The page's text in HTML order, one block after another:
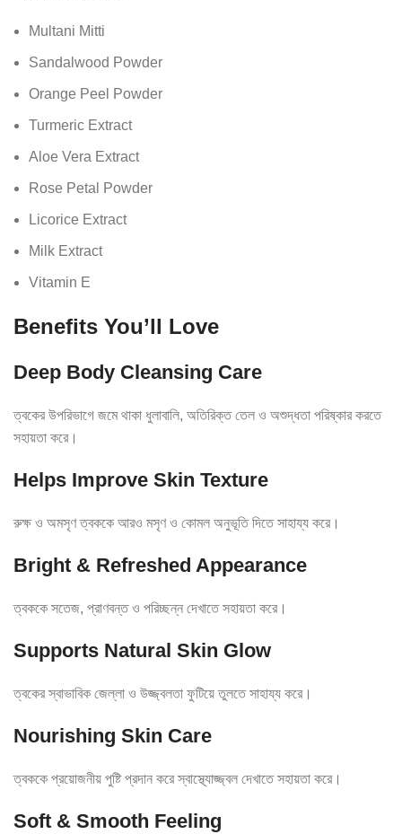
Multani Mitti
Sandalwood Powder
Orange Peel Powder
Turmeric Extract
Aloe Vera Extract
Rose Petal Powder
Licorice Extract
Milk Extract
Vitamin E
Benefits You’ll Love
Deep Body Cleansing Care
ত্বকের উপরিভাগে জমে থাকা ধুলাবালি, অতিরিক্ত তেল ও অশুদ্ধতা পরিষ্কার করতে
সহায়তা করে।
Helps Improve Skin Texture
রুক্ষ ও অমসৃণ ত্বককে আরও মসৃণ ও কোমল অনুভূতি দিতে সাহায্য করে।
Bright & Refreshed Appearance
ত্বককে সতেজ, প্রাণবন্ত ও পরিচ্ছন্ন দেখাতে সহায়তা করে।
Supports Natural Skin Glow
ত্বকের স্বাভাবিক জেল্লা ও উজ্জ্বলতা ফুটিয়ে তুলতে সাহায্য করে।
Nourishing Skin Care
ত্বককে প্রয়োজনীয় পুষ্টি প্রদান করে স্বাস্থ্যোজ্জ্বল দেখাতে সহায়তা করে।
Soft & Smooth Feeling